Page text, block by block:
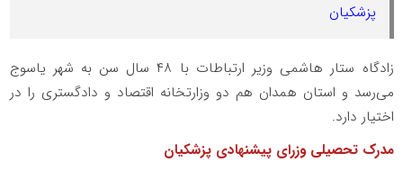
پزشکیان
زادگاه ستار هاشمی وزیر ارتباطات با ۴۸ سال سن به شهر یاسوج
می‌رسد و استان همدان هم دو وزارتخانه اقتصاد و دادگستری را در
اختیار دارد.
مدرک تحصیلی وزرای پیشنهادی پزشکیان